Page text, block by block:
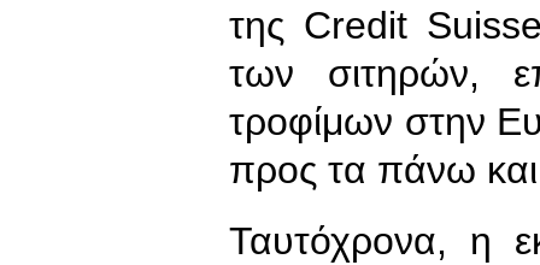
της Credit
των σιτηρών,
τροφίμων στην
προς τα πάνω και
Ταυτόχρονα, η